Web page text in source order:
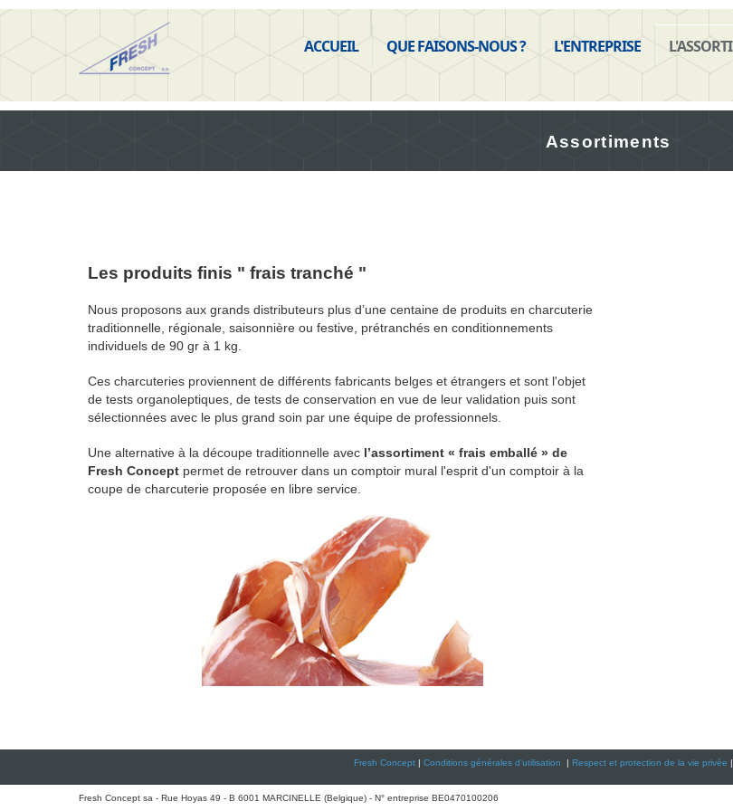
ACCUEIL QUE FAISONS-NOUS ? L'ENTREPRISE
Assortiments
Les produits finis " frais tranché "
Nous proposons aux grands distributeurs plus d’une centaine de produits en charcuterie
traditionnelle, régionale, saisonnière ou festive, prétranchés en conditionnements
individuels de 90 gr à 1 kg.
Ces charcuteries proviennent de différents fabricants belges et étrangers et sont l'objet
de tests organoleptiques, de tests de conservation en vue de leur validation puis sont
sélectionnées avec le plus grand soin par une équipe de professionnels.
Une alternative à la découpe traditionnelle avec l’assortiment « frais emballé » de
Fresh Concept permet de retrouver dans un comptoir mural l'esprit d'un comptoir à la
coupe de charcuterie proposée en libre service.
Fresh Concept| Conditions générales d'utilisation | Respect et protection de la vie privée |
Fresh Concept sa - Rue Hoyas 49 - B 6001 MARCINELLE (Belgique) - N° entreprise BE0470100206